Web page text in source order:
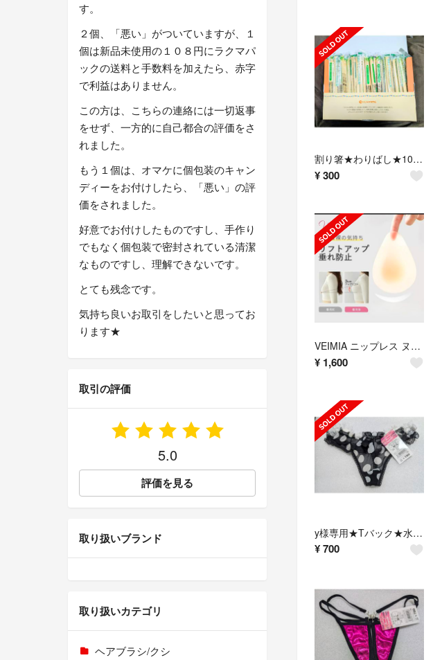
割り箸★わりばし★100膳★袋入り★新品未使用★エコ★
¥300
VEIMIA ニップレス ヌーブラ★M★0.2CM超薄 シリコンブラ強粘着パッド
¥ 1,600
y様専用★Tバック★水玉柄モノトーン＆サイドリボン★2枚セット★
¥700
す。
２個、「悪い」がついていますが、１
個は新品未使用の１０８円にラクマパ
ックの送料と手数料を加えたら、赤字
で利益はありません。
この方は、こちらの連絡には一切返事
をせず、一方的に自己都合の評価をさ
れました。
もう１個は、オマケに個包装のキャン
ディーをお付けしたら、「悪い」の評
価をされました。
好意でお付けしたものですし、手作り
でもなく個包装で密封されている清潔
なものですし、理解できないです。
とても残念です。
気持ち良いお取引をしたいと思ってお
ります★
取引の評価
5.0
評価を見る
取り扱いブランド
取り扱いカテゴリ
ヘアブラシ/クシ